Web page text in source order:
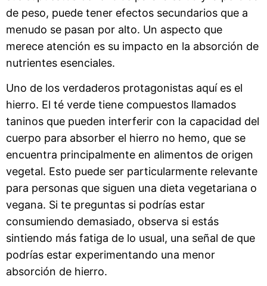
de peso, puede tener efectos secundarios que a
menudo se pasan por alto. Un aspecto que
merece atención es su impacto en la absorción de
nutrientes esenciales.
Uno de los verdaderos protagonistas aquí es el
hierro. El té verde tiene compuestos llamados
taninos que pueden interferir con la capacidad del
cuerpo para absorber el hierro no hemo, que se
encuentra principalmente en alimentos de origen
vegetal. Esto puede ser particularmente relevante
para personas que siguen una dieta vegetariana o
vegana. Si te preguntas si podrías estar
consumiendo demasiado, observa si estás
sintiendo más fatiga de lo usual, una señal de que
podrías estar experimentando una menor
absorción de hierro.